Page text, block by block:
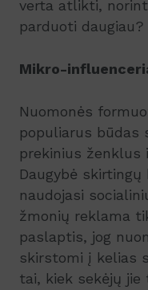
verta atlikti,
parduoti daugiau?
Mikro-
Nuomonės
populiarus būdas
prekinius ženklus
Daugybė
naudojasi
žmonių reklama
paslaptis, jog
skirstomi į kelias
tai, kiek sekėjų jie